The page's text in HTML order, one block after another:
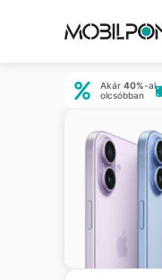
Akár 40%-al
olcsóbban